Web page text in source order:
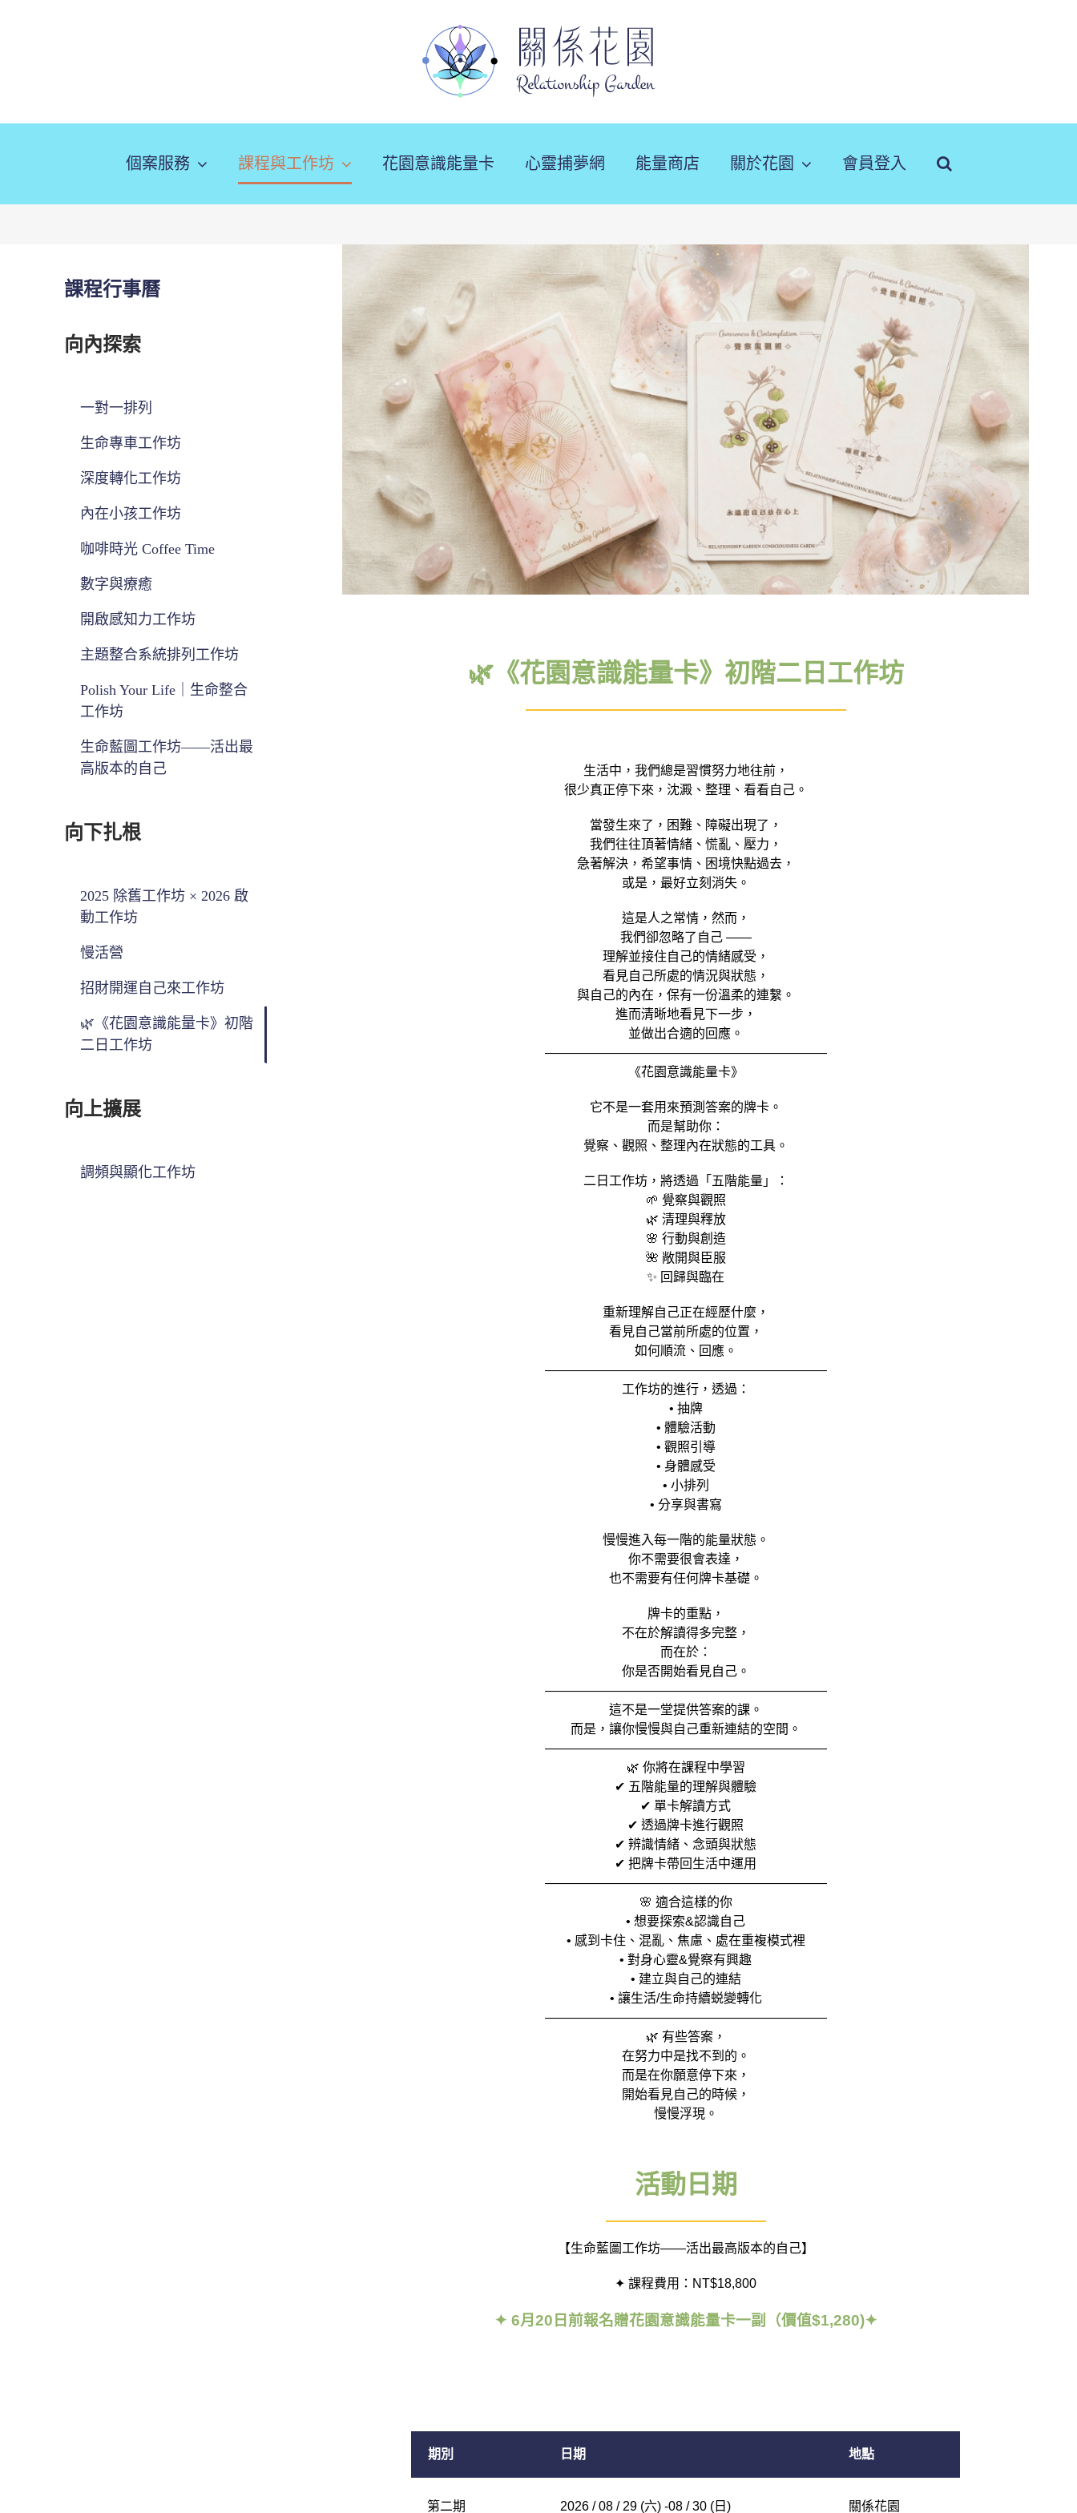
個案服務 課程與工作坊 花園意識能量卡 心靈捕夢網 能量商店 關於花園 會員登入
🌿《花園意識能量卡》初階二日工作坊
生活中，我們總是習慣努力地往前，
很少真正停下來，沈澱、整理、看看自己。
當發生來了，困難、障礙出現了，
我們往往頂著情緒、慌亂、壓力，
急著解決，希望事情、困境快點過去，
或是，最好立刻消失。
這是人之常情，然而，
我們卻忽略了自己 ——
理解並接住自己的情緒感受，
看見自己所處的情況與狀態，
與自己的內在，保有一份溫柔的連繫。
進而清晰地看見下一步，
並做出合適的回應。
——————————————————————
《花園意識能量卡》
它不是一套用來預測答案的牌卡。
而是幫助你：
覺察、觀照、整理內在狀態的工具。
二日工作坊，將透過「五階能量」：
🌱 覺察與觀照
🌿 清理與釋放
🌸 行動與創造
🌺 敞開與臣服
✨ 回歸與臨在
重新理解自己正在經歷什麼，
看見自己當前所處的位置，
如何順流、回應。
——————————————————————
工作坊的進行，透過：
• 抽牌
• 體驗活動
• 觀照引導
• 身體感受
• 小排列
• 分享與書寫
慢慢進入每一階的能量狀態。
你不需要很會表達，
也不需要有任何牌卡基礎。
牌卡的重點，
不在於解讀得多完整，
而在於：
你是否開始看見自己。
——————————————————————
這不是一堂提供答案的課。
而是，讓你慢慢與自己重新連結的空間。
——————————————————————
🌿 你將在課程中學習
✔ 五階能量的理解與體驗
✔ 單卡解讀方式
✔ 透過牌卡進行觀照
✔ 辨識情緒、念頭與狀態
✔ 把牌卡帶回生活中運用
——————————————————————
🌸 適合這樣的你
• 想要探索&認識自己
• 感到卡住、混亂、焦慮、處在重複模式裡
• 對身心靈&覺察有興趣
• 建立與自己的連結
• 讓生活/生命持續蜕變轉化
——————————————————————
🌿 有些答案，
在努力中是找不到的。
而是在你願意停下來，
開始看見自己的時候，
慢慢浮現。
活動日期
【生命藍圖工作坊——活出最高版本的自己】
✦ 課程費用：NT$18,800
✦ 6月20日前報名贈花園意識能量卡一副（價值$1,280)✦
期別 日期 地點
第二期 2026 / 08 / 29 (六) -08 / 30 (日) 關係花園
課程行事曆
向內探索
一對一排列
生命專車工作坊
深度轉化工作坊
內在小孩工作坊
咖啡時光 Coffee Time
數字與療癒
開啟感知力工作坊
主題整合系統排列工作坊
Polish Your Life｜生命整合
工作坊
生命藍圖工作坊——活出最
高版本的自己
向下扎根
2025 除舊工作坊 × 2026 啟
動工作坊
慢活營
招財開運自己來工作坊
🌿《花園意識能量卡》初階
二日工作坊
向上擴展
調頻與顯化工作坊